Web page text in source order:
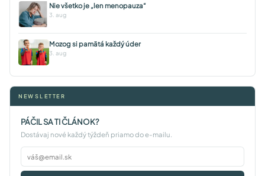
Nie všetko je „len menopauza“
3. aug
Mozog si pamätá každý úder
3. aug
NEWSLETTER
PÁČIL SA TI ČLÁNOK?
Dostávaj nové každý týždeň priamo do e-mailu.